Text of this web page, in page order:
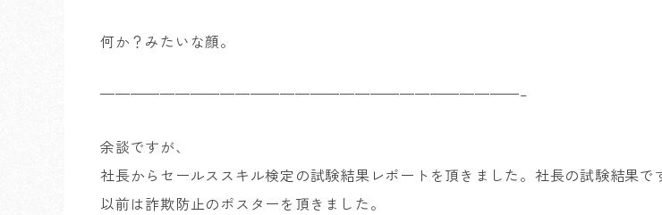
何か？みたいな顔。
————————————————————————————–
余談ですが、
社長からセールススキル検定の試験結果レポートを頂きました。社長の試験結果で
以前は詐欺防止のポスターを頂きました。